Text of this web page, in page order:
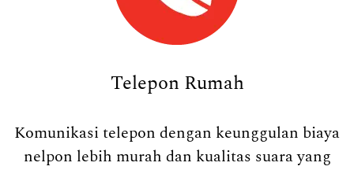
Telepon Rumah
Komunikasi telepon dengan keunggulan biaya
nelpon lebih murah dan kualitas suara yang